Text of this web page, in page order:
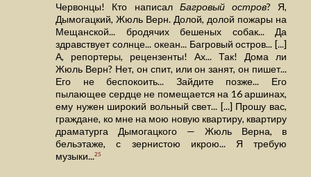
Червонцы! Кто написал Багровый остров? Я,
Дымогацкий, Жюль Верн. Долой, долой пожары на
Мещанской... бродячих бешеных собак... Да
здравствует солнце... океан... Багровый остров... [...]
А, репортеры, рецензенты! Ах... Так! Дома ли
Жюль Верн? Нет, он спит, или он занят, он пишет...
Его не беспокоить... Зайдите позже... Его
пылающее сердце не помещается на 16 аршинах,
ему нужен широкий вольный свет... [...] Прошу вас,
граждане, ко мне на мою новую квартиру, квартиру
драматурга Дымогацкого — Жюль Верна, в
бельэтаже, с зернистою икрою... Я требую
музыки...25